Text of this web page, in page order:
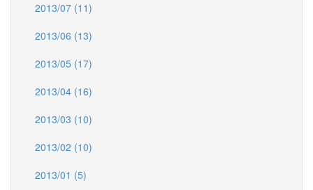
2013/07 (11)
2013/06 (13)
2013/05 (17)
2013/04 (16)
2013/03 (10)
2013/02 (10)
2013/01 (5)